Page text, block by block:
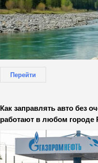
Перейти
Как заправлять авто без
работают в любом городе